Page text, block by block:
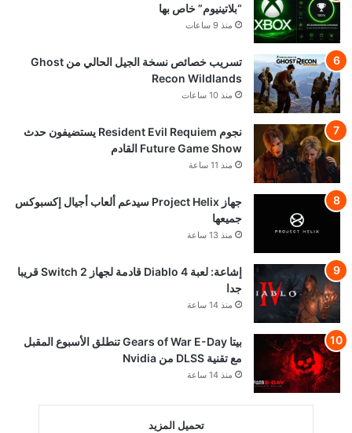
“بلاتينيوم” خاص بها
منذ 9 ساعات
تسريب خصائص نسخة الجيل الحالي من Ghost
Recon Wildlands
منذ 10 ساعات
نجوم Resident Evil Requiem يستضيفون حدث
Future Game Show القادم
منذ 11 ساعة
جهاز Project Helix سيدعم ألعاب أجيال إكسبوكس
جميعها
منذ 13 ساعة
إشاعة: لعبة Diablo 4 قادمة لجهاز Switch 2 قريبا
جدا
منذ 14 ساعة
بيتا Gears of War E-Day تنطلق الأسبوع المقبل
مع تقنية DLSS من Nvidia
منذ 14 ساعة
تحميل المزيد